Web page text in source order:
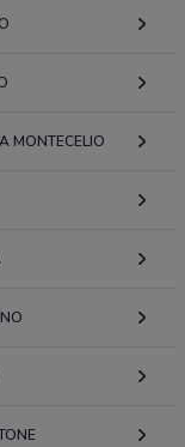
MONTECELIO